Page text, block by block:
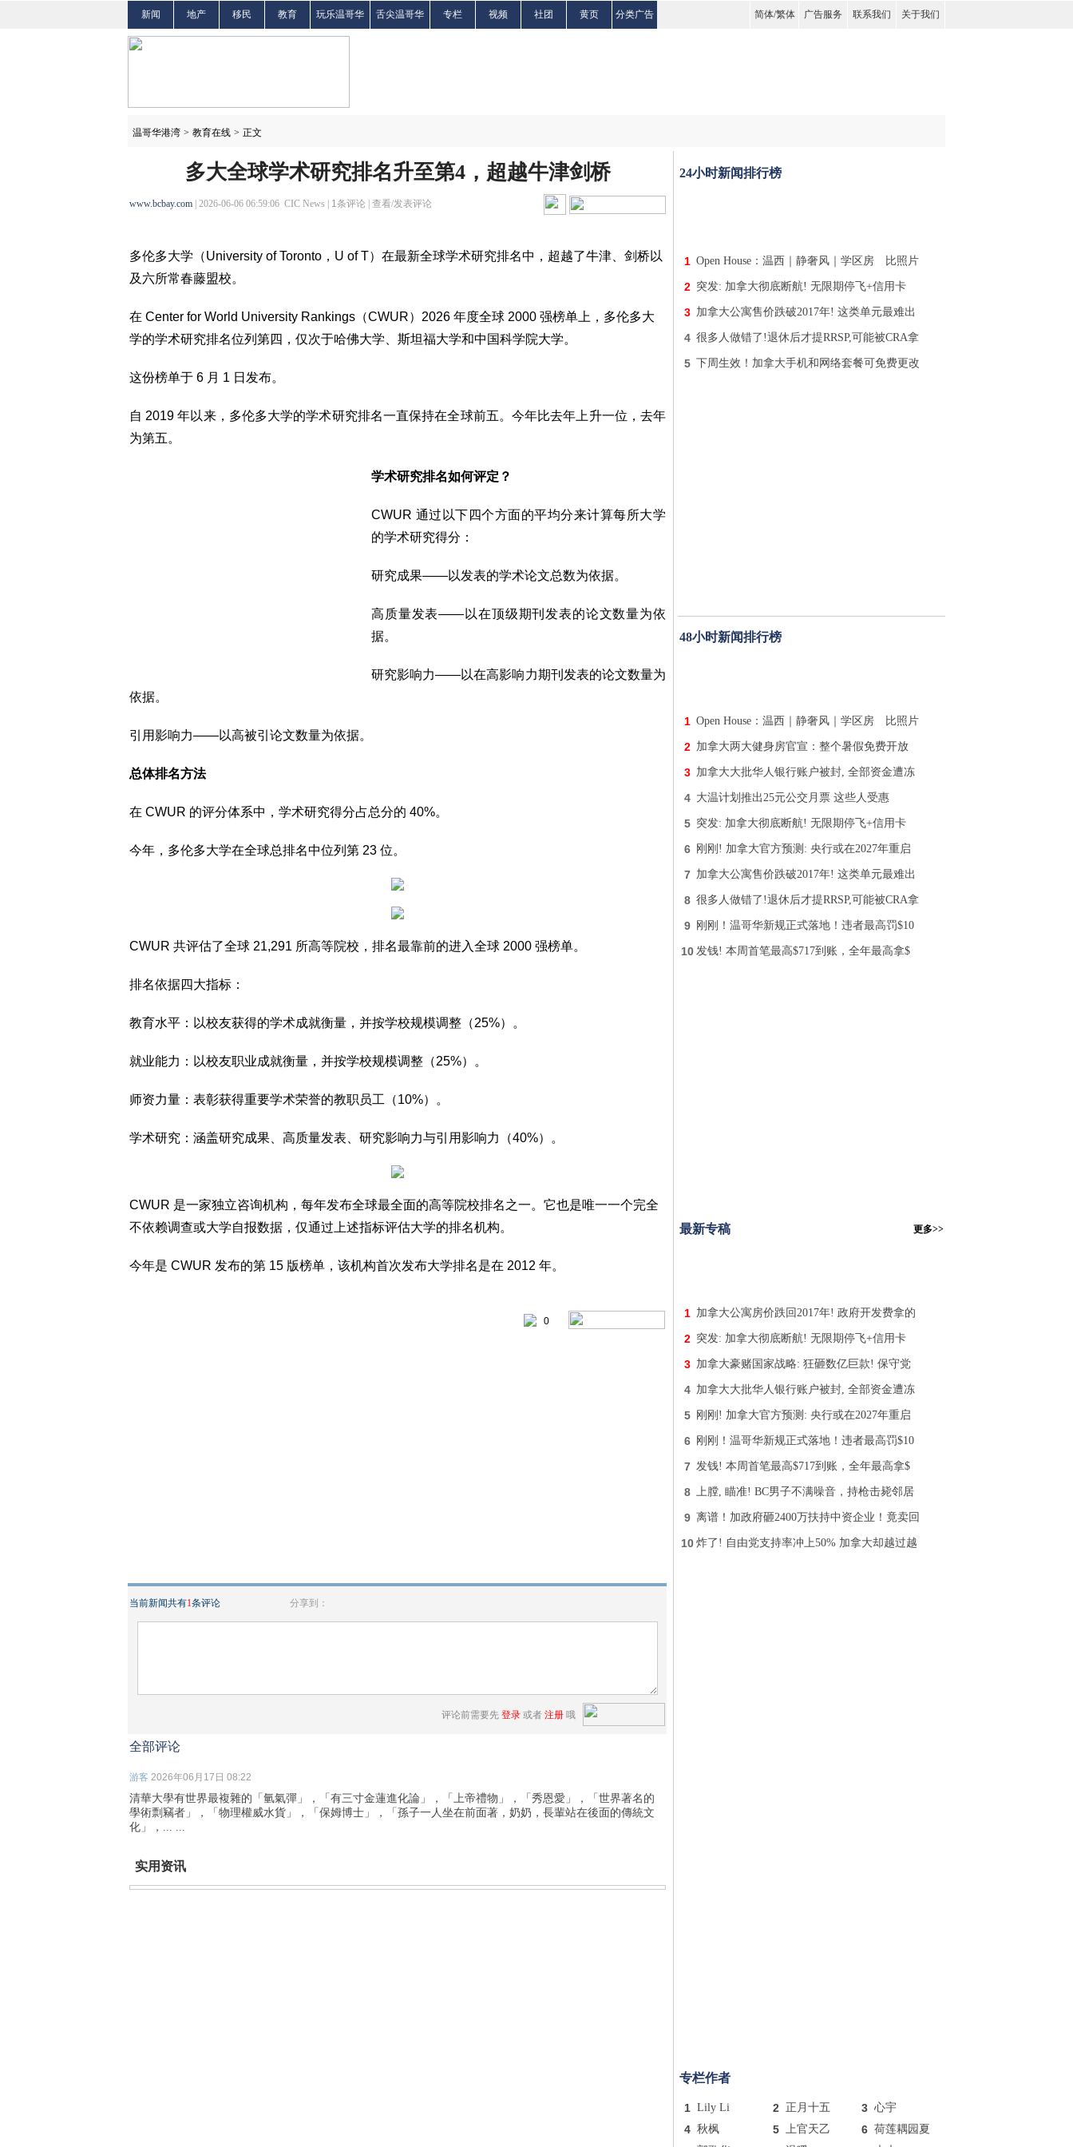
新闻 地产 移民 教育 玩乐温哥华 舌尖温哥华 专栏 视频 社团 黄页 分类广告 简体/繁体 广告服务 联系我们 关于我们
温哥华港湾 > 教育在线 > 正文
多大全球学术研究排名升至第4，超越牛津剑桥
www.bcbay.com | 2026-06-06 06:59:06 CIC News | 1条评论 | 查看/发表评论
多伦多大学（University of Toronto，U of T）在最新全球学术研究排名中，超越了牛津、剑桥以
及六所常春藤盟校。
在 Center for World University Rankings（CWUR）2026 年度全球 2000 强榜单上，多伦多大
学的学术研究排名位列第四，仅次于哈佛大学、斯坦福大学和中国科学院大学。
这份榜单于 6 月 1 日发布。
自 2019 年以来，多伦多大学的学术研究排名一直保持在全球前五。今年比去年上升一位，去年
为第五。
学术研究排名如何评定？
CWUR 通过以下四个方面的平均分来计算每所大学
的学术研究得分：
研究成果——以发表的学术论文总数为依据。
高质量发表——以在顶级期刊发表的论文数量为依
据。
研究影响力——以在高影响力期刊发表的论文数量为
依据。
引用影响力——以高被引论文数量为依据。
总体排名方法
在 CWUR 的评分体系中，学术研究得分占总分的 40%。
今年，多伦多大学在全球总排名中位列第 23 位。
CWUR 共评估了全球 21,291 所高等院校，排名最靠前的进入全球 2000 强榜单。
排名依据四大指标：
教育水平：以校友获得的学术成就衡量，并按学校规模调整（25%）。
就业能力：以校友职业成就衡量，并按学校规模调整（25%）。
师资力量：表彰获得重要学术荣誉的教职员工（10%）。
学术研究：涵盖研究成果、高质量发表、研究影响力与引用影响力（40%）。
CWUR 是一家独立咨询机构，每年发布全球最全面的高等院校排名之一。它也是唯一一个完全
不依赖调查或大学自报数据，仅通过上述指标评估大学的排名机构。
今年是 CWUR 发布的第 15 版榜单，该机构首次发布大学排名是在 2012 年。
0
当前新闻共有1条评论 分享到：
评论前需要先 登录 或者 注册 哦
全部评论
游客 2026年06月17日 08:22
清華大學有世界最複雜的「氫氣彈」，「有三寸金蓮進化論」，「上帝禮物」，「秀恩愛」，「世界著名的
學術剽竊者」，「物理權威水貨」，「保姆博士」，「孫子一人坐在前面著，奶奶，長輩站在後面的傳統文
化」，... ...
实用资讯
24小时新闻排行榜
1 Open House：温西｜静奢风｜学区房 比照片
2 突发: 加拿大彻底断航! 无限期停飞+信用卡
3 加拿大公寓售价跌破2017年! 这类单元最难出
4 很多人做错了!退休后才提RRSP,可能被CRA拿
5 下周生效！加拿大手机和网络套餐可免费更改
48小时新闻排行榜
1 Open House：温西｜静奢风｜学区房 比照片
2 加拿大两大健身房官宣：整个暑假免费开放
3 加拿大大批华人银行账户被封, 全部资金遭冻
4 大温计划推出25元公交月票 这些人受惠
5 突发: 加拿大彻底断航! 无限期停飞+信用卡
6 刚刚! 加拿大官方预测: 央行或在2027年重启
7 加拿大公寓售价跌破2017年! 这类单元最难出
8 很多人做错了!退休后才提RRSP,可能被CRA拿
9 刚刚！温哥华新规正式落地！违者最高罚$10
10 发钱! 本周首笔最高$717到账，全年最高拿$
最新专稿 更多>>
1 加拿大公寓房价跌回2017年! 政府开发费拿的
2 突发: 加拿大彻底断航! 无限期停飞+信用卡
3 加拿大豪赌国家战略: 狂砸数亿巨款! 保守党
4 加拿大大批华人银行账户被封, 全部资金遭冻
5 刚刚! 加拿大官方预测: 央行或在2027年重启
6 刚刚！温哥华新规正式落地！违者最高罚$10
7 发钱! 本周首笔最高$717到账，全年最高拿$
8 上膛, 瞄准! BC男子不满噪音，持枪击毙邻居
9 离谱！加政府砸2400万扶持中资企业！竟卖回
10 炸了! 自由党支持率冲上50% 加拿大却越过越
专栏作者
1 Lily Li 2 正月十五 3 心宇
4 秋枫 5 上官天乙 6 荷莲耦园夏